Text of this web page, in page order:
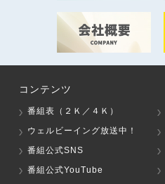
コンテンツ
番組表（２Ｋ／４Ｋ）
ウェルビーイング放送中！
番組公式SNS
番組公式YouTube